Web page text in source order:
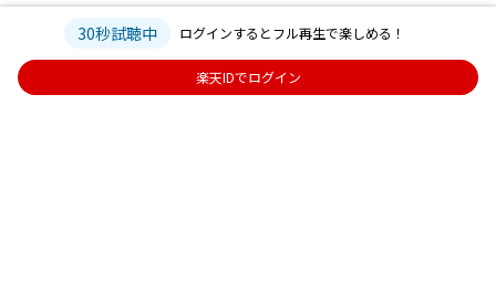
30秒試聴中 ログインするとフル再生で楽しめる！
楽天IDでログイン